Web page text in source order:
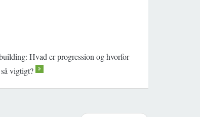
Hvad er progression og hvorfor
vigtigt?